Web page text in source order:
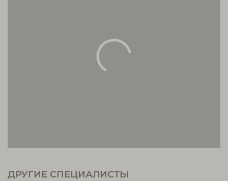
ДРУГИЕ СПЕЦИАЛИСТЫ